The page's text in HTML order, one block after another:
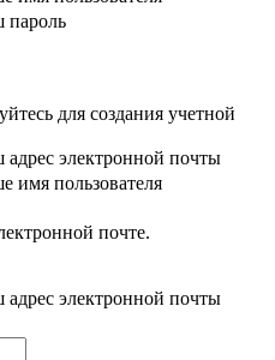
пароль
для создания учетной
электронной почты
имя пользователя
почте.
электронной почты